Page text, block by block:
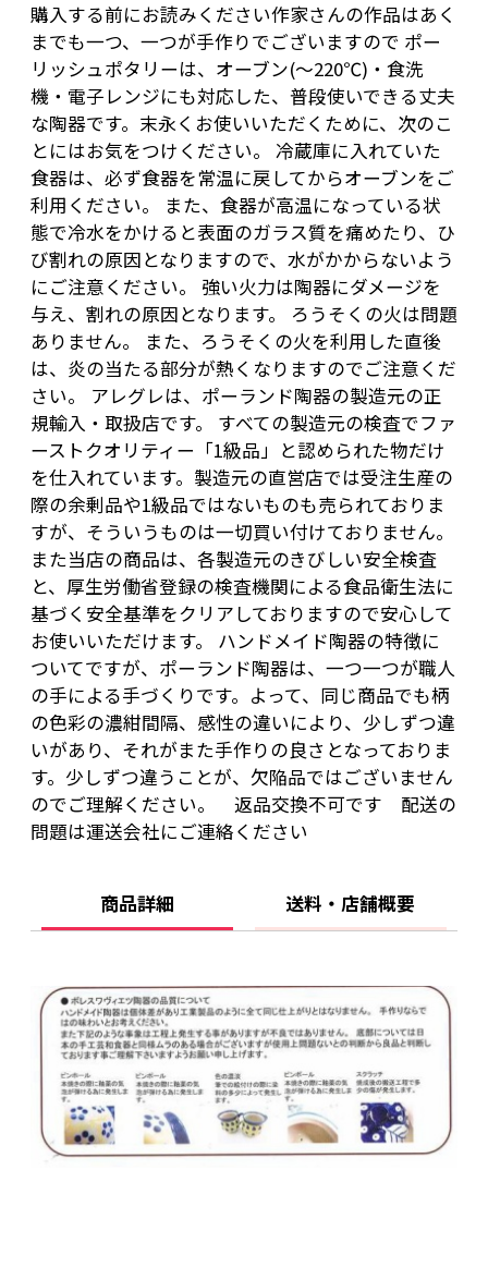
購入する前にお読みください作家さんの作品はあく
までも一つ、一つが手作りでございますので ポー
リッシュポタリーは、オーブン(～220℃)・食洗
機・電子レンジにも対応した、普段使いできる丈夫
な陶器です。末永くお使いいただくために、次のこ
とにはお気をつけください。 冷蔵庫に入れていた
食器は、必ず食器を常温に戻してからオーブンをご
利用ください。 また、食器が高温になっている状
態で冷水をかけると表面のガラス質を痛めたり、ひ
び割れの原因となりますので、水がかからないよう
にご注意ください。 強い火力は陶器にダメージを
与え、割れの原因となります。 ろうそくの火は問題
ありません。 また、ろうそくの火を利用した直後
は、炎の当たる部分が熱くなりますのでご注意くだ
さい。 アレグレは、ポーランド陶器の製造元の正
規輸入・取扱店です。 すべての製造元の検査でファ
ーストクオリティー「1級品」と認められた物だけ
を仕入れています。製造元の直営店では受注生産の
際の余剰品や1級品ではないものも売られておりま
すが、そういうものは一切買い付けておりません。
また当店の商品は、各製造元のきびしい安全検査
と、厚生労働省登録の検査機関による食品衛生法に
基づく安全基準をクリアしておりますので安心して
お使いいただけます。 ハンドメイド陶器の特徴に
ついてですが、ポーランド陶器は、一つ一つが職人
の手による手づくりです。よって、同じ商品でも柄
の色彩の濃紺間隔、感性の違いにより、少しずつ違
いがあり、それがまた手作りの良さとなっておりま
す。少しずつ違うことが、欠陥品ではございません
のでご理解ください。 返品交換不可です 配送の
問題は運送会社にご連絡ください
商品詳細 送料・店舗概要